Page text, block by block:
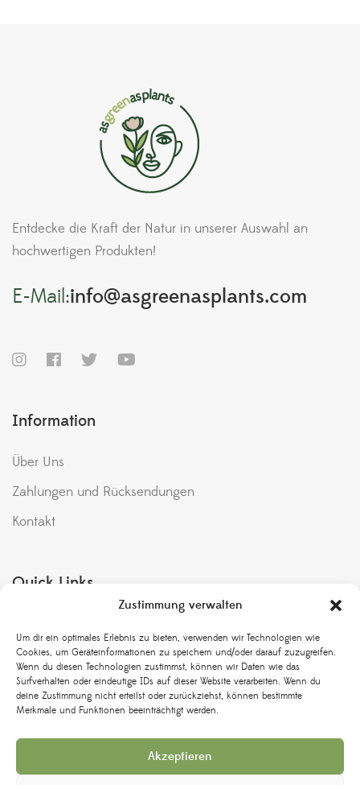
Zustimmung verwalten
Um dir ein optimales Erlebnis zu bieten, verwenden wir Technologien wie
Cookies, um Geräteinformationen zu speichern und/oder darauf zuzugreifen.
Wenn du diesen Technologien zustimmst, können wir Daten wie das
Surfverhalten oder eindeutige IDs auf dieser Website verarbeiten. Wenn du
deine Zustimmung nicht erteilst oder zurückziehst, können bestimmte
Merkmale und Funktionen beeinträchtigt werden.
Akzeptieren
Entdecke die Kraft der Natur in unserer Auswahl an
hochwertigen Produkten!
E-Mail:info@asgreenasplants.com
Information
Über Uns
Zahlungen und Rücksendungen
Kontakt
Quick Links
Bedingungen & Konditionen
Rückgabe und Umtausch
Versand & Lieferung
Datenschutzbestimmungen
Impressum